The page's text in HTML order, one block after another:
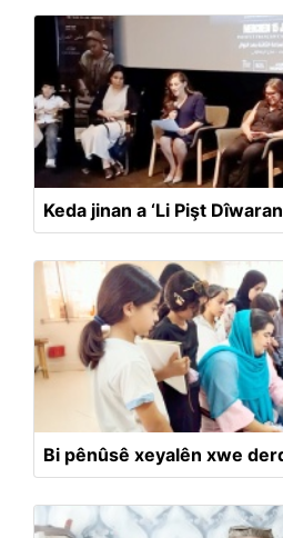
Keda jinan a ‘Li Pişt
Bi pênûsê xeyalên xwe